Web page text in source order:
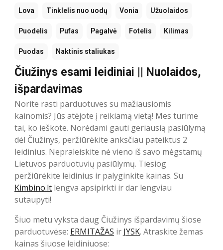
Lova Tinklelis nuo uodų Vonia Užuolaidos
Puodelis Pufas Pagalvė Fotelis Kilimas
Puodas Naktinis staliukas
Čiužinys esami leidiniai || Nuolaidos,
išpardavimas
Norite rasti parduotuves su mažiausiomis
kainomis? Jūs atėjote į reikiamą vietą! Mes turime
tai, ko ieškote. Norėdami gauti geriausią pasiūlymą
dėl Čiužinys, peržiūrėkite anksčiau pateiktus 2
leidinius. Nepraleiskite nė vieno iš savo mėgstamų
Lietuvos parduotuvių pasiūlymų. Tiesiog
peržiūrėkite leidinius ir palyginkite kainas. Su
Kimbino.lt lengva apsipirkti ir dar lengviau
sutaupyti!
Šiuo metu vyksta daug Čiužinys išpardavimų šiose
parduotuvėse: ERMITAŽAS ir JYSK. Atraskite žemas
kainas šiuose leidiniuose: